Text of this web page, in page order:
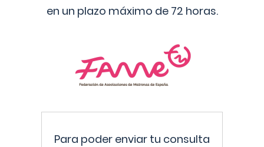
en un plazo máximo de 72 horas.
Para poder enviar tu consulta